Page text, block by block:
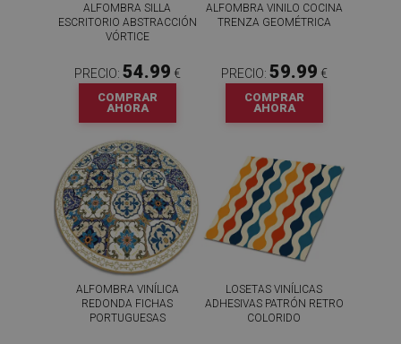
ALFOMBRA SILLA
ESCRITORIO ABSTRACCIÓN
VÓRTICE
PRECIO: 54.99 €
COMPRAR
AHORA
ALFOMBRA VINILO COCINA
TRENZA GEOMÉTRICA
PRECIO: 59.99 €
COMPRAR
AHORA
ALFOMBRA VINÍLICA
REDONDA FICHAS
PORTUGUESAS
LOSETAS VINÍLICAS
ADHESIVAS PATRÓN RETRO
COLORIDO